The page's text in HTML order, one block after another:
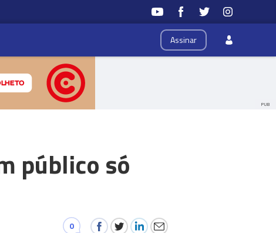
Assinar
PUB
público só
0